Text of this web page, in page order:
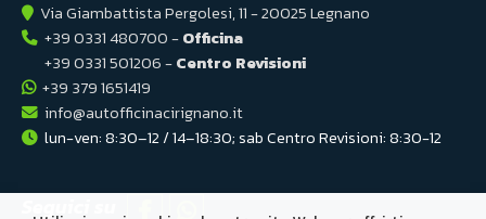
Via Giambattista Pergolesi, 11 - 20025 Legnano
+39 0331 480700 -Officina
+39 0331 501206 -Centro Revisioni
+39 379 1651419
info@autofficinacirignano.it
lun-ven: 8:30–12 / 14–18:30; sab Centro Revisioni: 8:30-12